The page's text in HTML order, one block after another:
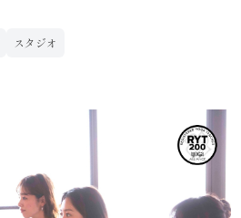
スタジオ